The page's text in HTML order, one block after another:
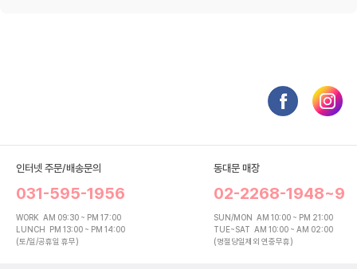
인터넷 주문/배송문의
031-595-1956
WORK AM 09:30 ~ PM 17:00
LUNCH PM 13:00 ~ PM 14:00
(토/일/공휴일 휴무)
동대문 매장
02-2268-1948~9
SUN/MON AM 10:00 ~ PM 21:00
TUE~SAT AM 10:00 ~ AM 02:00
(명절당일제외 연중무휴)